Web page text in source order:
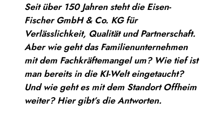
Seit über 150 Jahren steht die Eisen-
Fischer GmbH & Co. KG für
Verlässlichkeit, Qualität und Partnerschaft.
Aber wie geht das Familienunternehmen
mit dem Fachkräftemangel um? Wie tief ist
man bereits in die KI-Welt eingetaucht?
Und wie geht es mit dem Standort Offheim
weiter? Hier gibt’s die Antworten.